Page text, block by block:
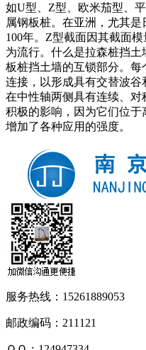
如U型、Z型、欧米茄型、
属钢板桩。在亚洲，尤其
100年。Z型截面因其截面
为流行。什么是拉森桩挡
板桩挡土墙的互锁部分。每
连接，以形成具有交替波
在中性轴两侧具有连续、
积极的影响，因为它们位
增加了各种应用的强度。
服务热线：15261889053
邮政编码：211121